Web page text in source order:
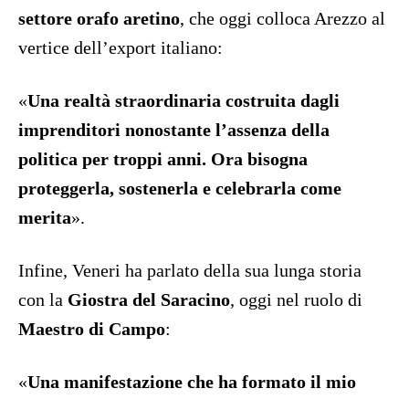
settore orafo aretino, che oggi colloca Arezzo al
vertice dell’export italiano:
«Una realtà straordinaria costruita dagli
imprenditori nonostante l’assenza della
politica per troppi anni. Ora bisogna
proteggerla, sostenerla e celebrarla come
merita».
Infine, Veneri ha parlato della sua lunga storia
con la Giostra del Saracino, oggi nel ruolo di
Maestro di Campo:
«Una manifestazione che ha formato il mio